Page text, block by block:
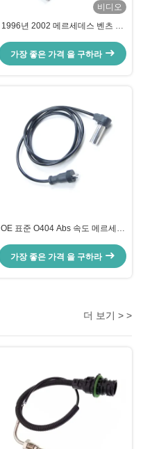
비디오
1996년 2002 메르세데스 벤츠 트
1518009 4410324300
가장 좋은 가격 을 구하라
OE 표준 O404 Abs 속도 메르세데
가장 좋은 가격 을 구하라
더 보기 > >